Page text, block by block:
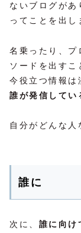
ないブログがあ
ってことを出し
名乗ったり、プ
ソードを出すこ
今役立つ情報は
誰が発信して
自分がどんな人
誰に
次に、 誰に向け